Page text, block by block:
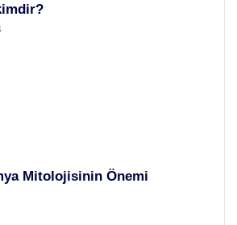
Mitolojisinin Önemi